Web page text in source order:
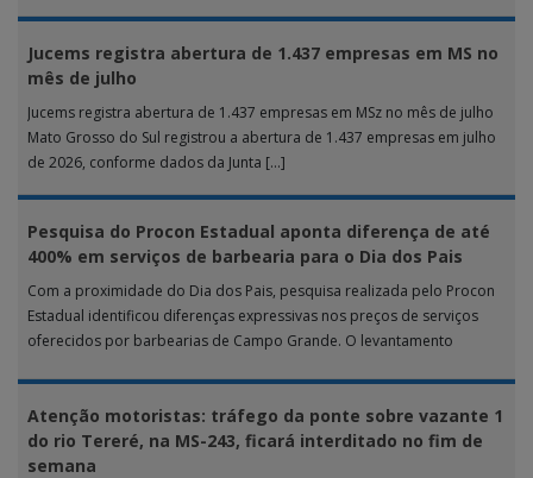
Jucems registra abertura de 1.437 empresas em MS no
mês de julho
Jucems registra abertura de 1.437 empresas em MSz no mês de julho
Mato Grosso do Sul registrou a abertura de 1.437 empresas em julho
de 2026, conforme dados da Junta […]
Pesquisa do Procon Estadual aponta diferença de até
400% em serviços de barbearia para o Dia dos Pais
Com a proximidade do Dia dos Pais, pesquisa realizada pelo Procon
Estadual identificou diferenças expressivas nos preços de serviços
oferecidos por barbearias de Campo Grande. O levantamento
Atenção motoristas: tráfego da ponte sobre vazante 1
do rio Tereré, na MS-243, ficará interditado no fim de
semana